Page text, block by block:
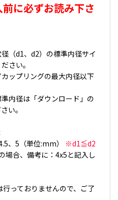
に必ずお読み下さ
（d1、d2）の標準内径サイ
さい。
ップリングの最大内径以下
内径は「ダウンロード」の
い。
、5（単位:mm）
※d1≦d2
合、備考に：4x5と記入し
っておりませんので、ご了